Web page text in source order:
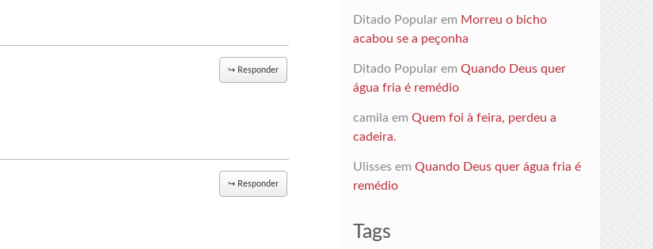
↪ Responder
↪ Responder
Ditado Popularem Morreu o bicho
acabou se a peçonha
Ditado Popularem Quando Deus quer
água fria é remédio
camila em Quem foi à feira, perdeu a
cadeira.
Ulissesem Quando Deus quer água fria é
remédio
Tags